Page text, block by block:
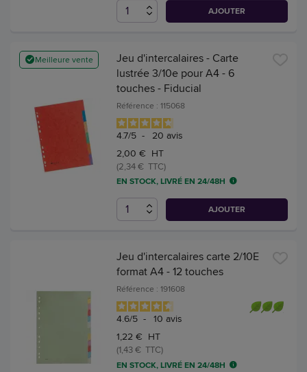
AJOUTER
Meilleure vente
Jeu d'intercalaires - Carte
lustrée 3/10e pour A4 - 6
touches - Fiducial
Référence : 115068
4.7/5 - 20 avis
2,00 € HT
(2,34 € TTC)
EN STOCK, LIVRÉ EN 24/48H
AJOUTER
Jeu d'intercalaires carte 2/10E
format A4 - 12 touches
Référence : 191608
4.6/5 - 10 avis
1,22 € HT
(1,43 € TTC)
EN STOCK, LIVRÉ EN 24/48H